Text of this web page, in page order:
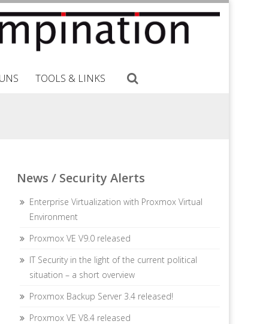
TOOLS & LINKS
News / Security Alerts
Enterprise Virtualization with Proxmox Virtual
Environment
Proxmox VE V9.0 released
IT Security in the light of the current political
situation – a short overview
Proxmox Backup Server 3.4 released!
Proxmox VE V8.4 released